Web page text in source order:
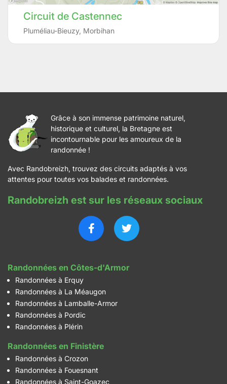
Circuit de Castennec
Pluméliau-Bieuzy, Morbihan
Grâce à son immense patrimoine naturel,
historique et culturel, la Bretagne est
incontournable pour les amoureux de la
randonnée !
Avec Randobreizh, trouvez des circuits adaptés à vos
attentes pour toutes vos balades et randonnées.
Randobreizh est sur les réseaux sociaux
Randonnées en Côtes-d'Armor
Randonnées à Erquy
Randonnées à La Méaugon
Randonnées à Lamballe-Armor
Randonnées à Pordic
Randonnées à Plérin
Randonnées en Finistère
Randonnées à Crozon
Randonnées à Fouesnant
Randonnées à Saint-Goazec